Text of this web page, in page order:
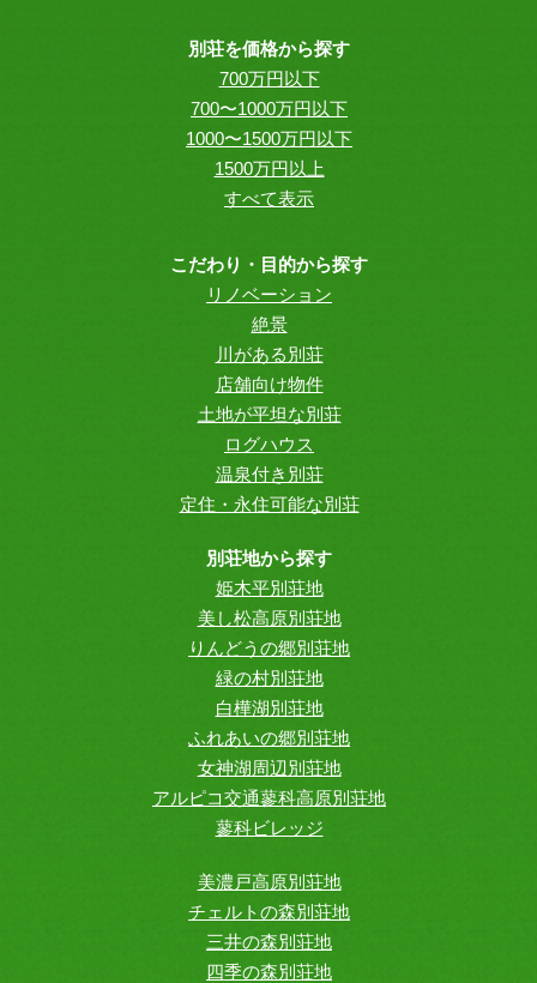
別荘を価格から探す
700万円以下
700〜1000万円以下
1000〜1500万円以下
1500万円以上
すべて表示
こだわり・目的から探す
リノベーション
絶景
川がある別荘
店舗向け物件
土地が平坦な別荘
ログハウス
温泉付き別荘
定住・永住可能な別荘
別荘地から探す
姫木平別荘地
美し松高原別荘地
りんどうの郷別荘地
緑の村別荘地
白樺湖別荘地
ふれあいの郷別荘地
女神湖周辺別荘地
アルピコ交通蓼科高原別荘地
蓼科ビレッジ
美濃戸高原別荘地
チェルトの森別荘地
三井の森別荘地
四季の森別荘地